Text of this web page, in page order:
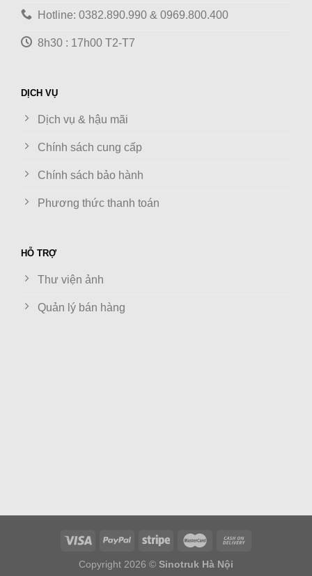
Hotline: 0382.890.990 & 0969.800.400
8h30 : 17h00 T2-T7
DỊCH VỤ
Dịch vụ & hậu mãi
Chính sách cung cấp
Chính sách bảo hành
Phương thức thanh toán
HỖ TRỢ
Thư viện ảnh
Quản lý bán hàng
Copyright 2026 © Sinotruk Hà Nội